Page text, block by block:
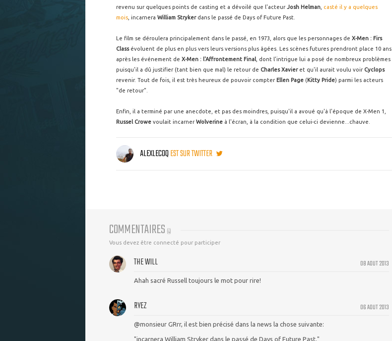
revenu sur quelques points de casting et a dévoilé que l'acteurJosh Helman casté il y a quelques
mois , incarnera William Strykerdans le passé de Days of Future Past.
Le film se déroulera principalement dans le passé, en 1973, alors que les personnages de X-Men : Firs
Classévoluent de plus en plus vers leurs versions plus âgées. Les scènes futures prendront place 10 ans
après les événement de X-Men : l'Affrontement Final , dont l'intrigue lui a posé de nombreux problèmes
puisqu'il a dû justifier (tant bien que mal) le retour de Charles Xavieret qu'il aurait voulu voir Cyclops
revenir. Tout de fois, il est très heureux de pouvoir compterEllen Page (Kitty Pride) parmi les acteurs
"de retour".
Enfin, il a terminé par une anecdote, et pas des moindres, puisqu'il a avoué qu'à l'époque de X-Men 1,
Russel Crowe voulait incarnerWolverine à l'écran, à la condition que celui-ci devienne...chauve.
ALEXLECOQEST SUR TWITTER
COMMENTAIRES (4)
Vous devez être connecté pour participer
08 AOUT 2013
THE WILL
Ahah sacré Russell toujours le mot pour rire!
06 AOUT 2013
RYEZ
@monsieur GRrr, il est bien précisé dans la news la chose suivante:
"incarnera William Stryker dans le passé de Days of Future Past."